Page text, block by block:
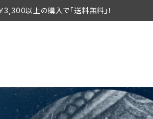
3,300以上の購入で「送料無料」！